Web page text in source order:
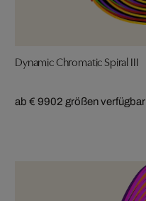
Dynamic Chromatic Spiral III
ab € 9902 größen verfügbar